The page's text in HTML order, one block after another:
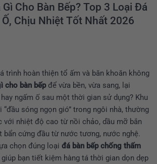
Cho Bàn Bếp? Top 3 Loại Đá
Chịu Nhiệt Tốt Nhất 2026
trình hoàn thiện tổ ấm và băn khoăn không
cho bàn bếpđể vừa bền, vừa sang, lại
ngấm ố sau một thời gian sử dụng? Khu
sóng ngọn gió” trong ngôi nhà, thường
với nhiệt độ cao từ nồi chảo, dầu mỡ bắn
bẩn cứng đầu từ nước tương, nước nghệ.
chọn đúng loại đá bàn bếp chống thấm
bạn tiết kiệm hàng tá thời gian dọn dẹp